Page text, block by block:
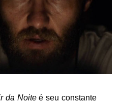
da Noiteé seu constante